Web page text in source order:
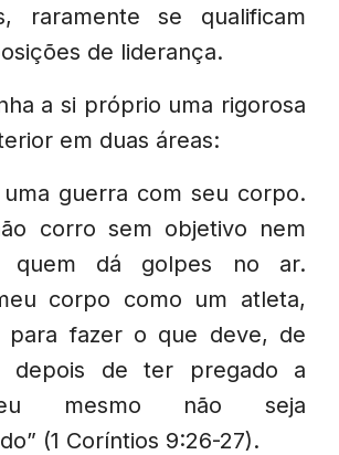
raramente se qualificam
de liderança.
a si próprio uma rigorosa
em duas áreas:
uma guerra com seu corpo.
corro sem objetivo nem
quem dá golpes no ar.
corpo como um atleta,
para fazer o que deve, de
depois de ter pregado a
mesmo não seja
(1 Coríntios 9:26-27).